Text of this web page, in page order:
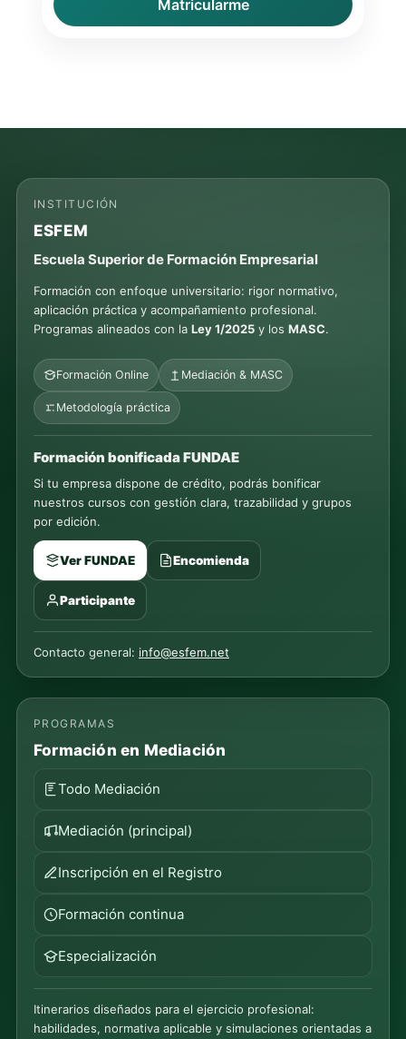
Matricularme
INSTITUCIÓN
ESFEM
Escuela Superior de Formación Empresarial
Formación con enfoque universitario: rigor normativo,
aplicación práctica y acompañamiento profesional.
Programas alineados con la Ley 1/2025 y los MASC.
Formación Online Mediación & MASC
Metodología práctica
Formación bonificada FUNDAE
Si tu empresa dispone de crédito, podrás bonificar
nuestros cursos con gestión clara, trazabilidad y grupos
por edición.
Ver FUNDAE Encomienda
Participante
Contacto general: info@esfem.net
PROGRAMAS
Formación en Mediación
Todo Mediación
Mediación (principal)
Inscripción en el Registro
Formación continua
Especialización
Itinerarios diseñados para el ejercicio profesional:
habilidades, normativa aplicable y simulaciones orientadas a